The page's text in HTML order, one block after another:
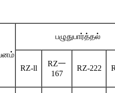
பழுதுபார்த்தல்
RZ-ll
RZ一
167
RZ-222